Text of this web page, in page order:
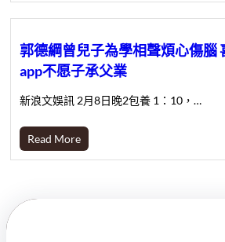
郭德綱曾兒子為學相聲煩心傷腦
app不愿子承父業
新浪文娛訊 2月8日晚2包養 1：10，…
Read More